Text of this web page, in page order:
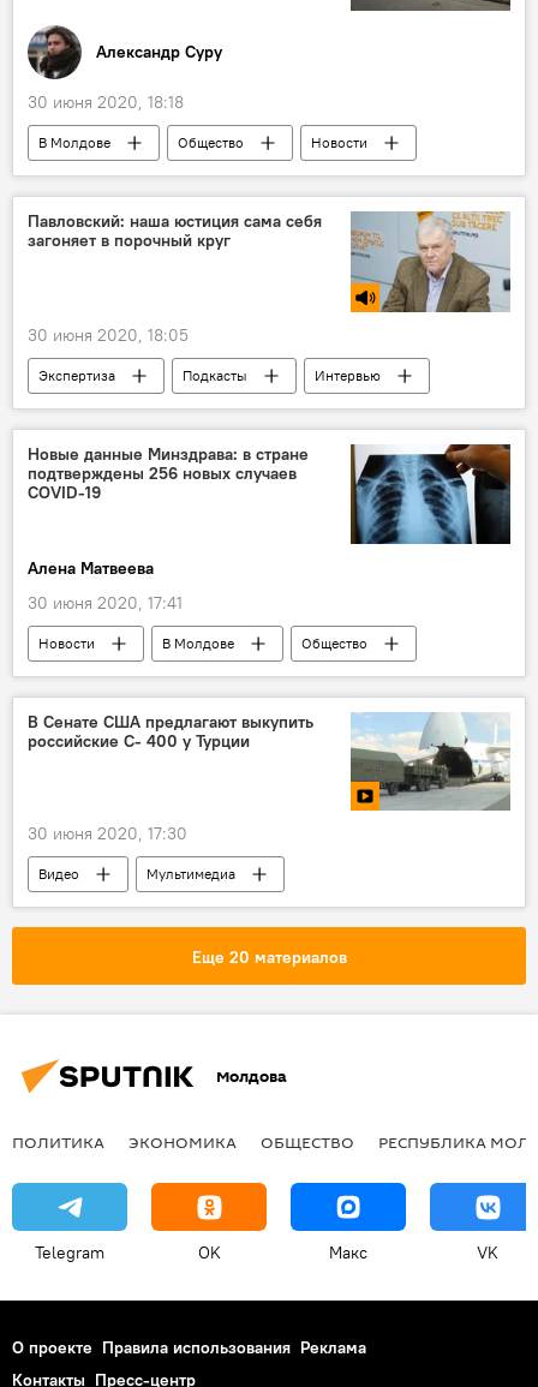
Александр Суру
30 июня 2020, 18:18
В Молдове Общество Новости
Павловский: наша юстиция сама себя
загоняет в порочный круг
30 июня 2020, 18:05
Экспертиза Подкасты
Интервью
В Молдове
Общество Политика
Новые данные Минздрава: в стране
подтверждены 256 новых случаев
COVID-19
Алена Матвеева
30 июня 2020, 17:41
Новости В Молдове
Общество
Коронавирус
В Сенате США предлагают выкупить
российские С- 400 у Турции
30 июня 2020, 17:30
Видео Мультимедиа
Еще 20 материалов
Молдова
ПОЛИТИКА ЭКОНОМИКА ОБЩЕСТВО РЕСПУБЛИКА
Telegram OK Макс VK
О проекте Правила использования Реклама
Контакты Пресс-центр